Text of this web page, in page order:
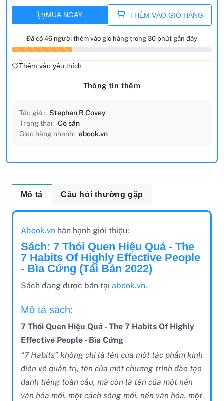
MUA NGAY THÊM VÀO GIỎ HÀNG
Đã có 46 người thêm vào giỏ hàng trong 30 phút gần đây
Thêm vào yêu thích
Thông tin thêm
Tác giả : Stephen R Covey
Trạng thái: Có sẵn
Giao hàng nhanh: abook.vn
Mô tả Câu hỏi thường gặp
Abook.vnhân hạnh giới thiệu:
Sách: 7 Thói Quen Hiệu Quả - The
7 Habits Of Highly Effective People
- Bìa Cứng (Tái Bản 2022)
Sách đang được bán tại abook.vn.
Mô tả sách:
7 Thói Quen Hiệu Quả - The 7 Habits Of Highly
Effective People - Bìa Cứng
“7 Habits” không chỉ là tên của một tác phẩm kinh
điển về quản trị, tên của một chương trình đào tạo
danh tiếng toàn cầu, mà còn là tên của một nền
văn hóa mới, một cách sống mới, nền văn hóa, một